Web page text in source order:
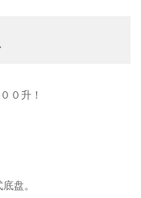
０升！
盘。